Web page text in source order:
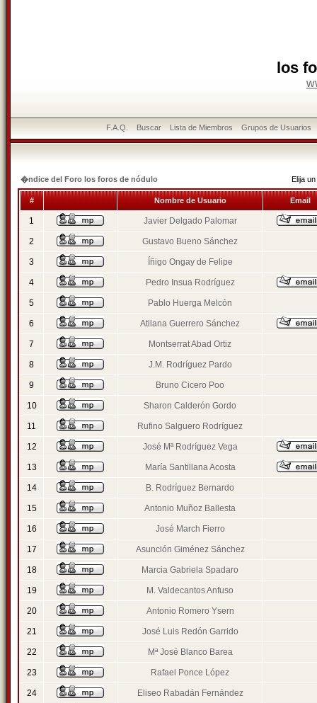
los
F.A.Q. Buscar Lista de Miembros Grupos de Usuarios
�ndice del Foro los foros de nódulo Elija
# Nombre de Usuario Email
1 Javier Delgado Palomar
2 Gustavo Bueno Sánchez
3 Íñigo Ongay de Felipe
4 Pedro Insua Rodríguez
5 Pablo Huerga Melcón
6 Atilana Guerrero Sánchez
7 Montserrat Abad Ortiz
8 J.M. Rodríguez Pardo
9 Bruno Cicero Poo
10 Sharon Calderón Gordo
11 Rufino Salguero Rodríguez
12 José Mª Rodríguez Vega
13 María Santillana Acosta
14 B. Rodríguez Bernardo
15 Antonio Muñoz Ballesta
16 José March Fierro
17 Asunción Giménez Sánchez
18 Marcia Gabriela Spadaro
19 M. Valdecantos Anfuso
20 Antonio Romero Ysern
21 José Luis Redón Garrido
22 Mª José Blanco Barea
23 Rafael Ponce López
24 Eliseo Rabadán Fernández